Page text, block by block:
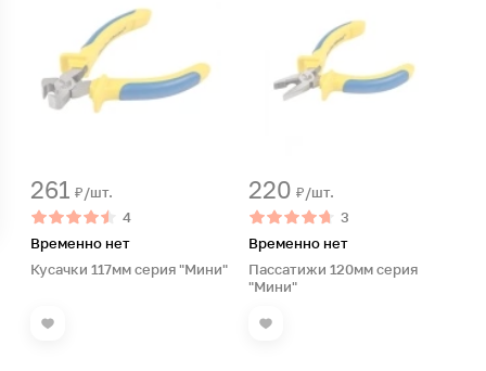
261 ₽/шт.
4
Временно нет
Кусачки 117мм серия "Мини"
220 ₽/шт.
3
Временно нет
Пассатижи 120мм серия
"Мини"